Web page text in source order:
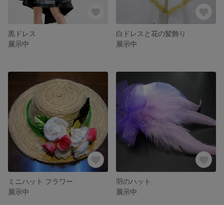
黒ドレス
展示中
白ドレスと花の髪飾り
展示中
ミニハット フラワー
展示中
羽のハット
展示中